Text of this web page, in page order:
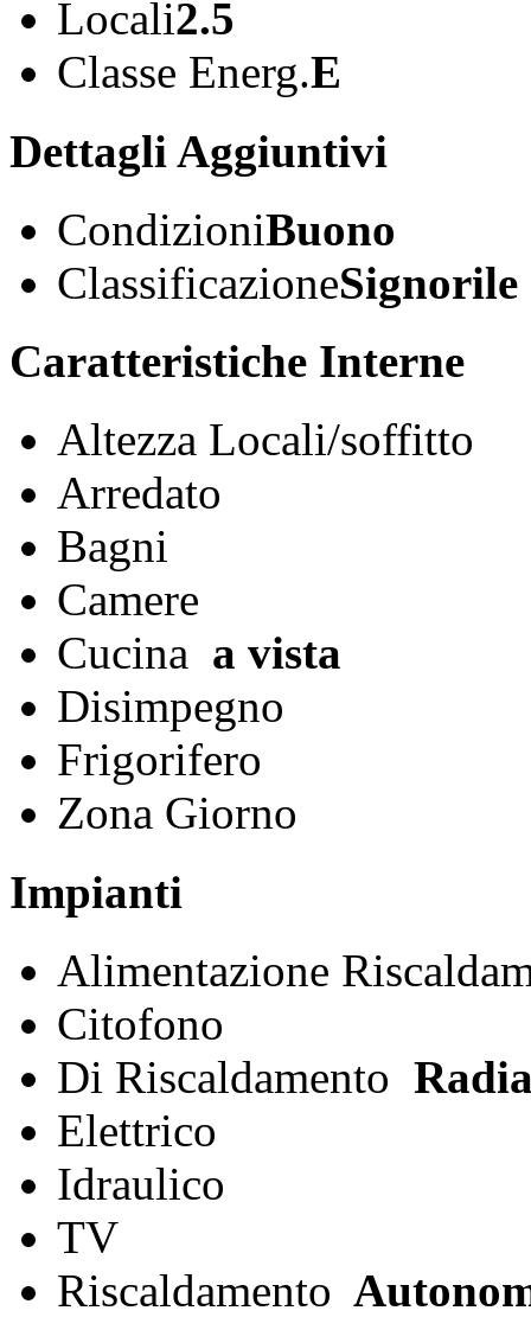
Locali2.5
Classe Energ.E
Dettagli Aggiuntivi
CondizioniBuono
ClassificazioneSignorile
Caratteristiche Interne
Altezza Locali/soffitto
Arredato
Bagni
Camere
Cucina a vista
Disimpegno
Frigorifero
Zona Giorno
Impianti
Alimentazione
Citofono
Di Riscaldamento
Elettrico
Idraulico
TV
Riscaldamento